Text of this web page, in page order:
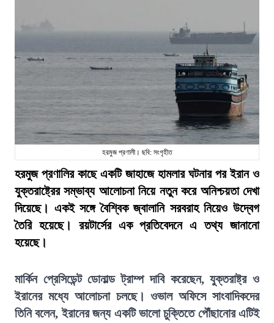
হরমুজ প্রণালী। ছবি: সংগৃহীত
হরমুজ প্রণালির কাছে একটি জাহাজে হামলার ঘটনার পর ইরান ও
যুক্তরাষ্ট্রের সম্ভাব্য আলোচনা নিয়ে নতুন করে অনিশ্চয়তা দেখা
দিয়েছে। একই সঙ্গে বৈশ্বিক জ্বালানি সরবরাহ নিয়েও উদ্বেগ
তৈরি হয়েছে। রয়টার্সের এক প্রতিবেদনে এ তথ্য জানানো
হয়েছে।
মার্কিন প্রেসিডেন্ট ডোনাল্ড ট্রাম্প দাবি করেছেন, যুক্তরাষ্ট্র ও
ইরানের মধ্যে আলোচনা চলছে। ওভাল অফিসে সাংবাদিকদের
তিনি বলেন, ইরানের জন্য একটি ভালো চুক্তিতে পৌঁছানোর এটিই